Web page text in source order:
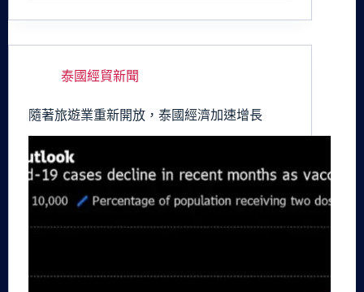
泰國經貿新聞
隨著旅遊業重新開放，泰國經濟加速增長